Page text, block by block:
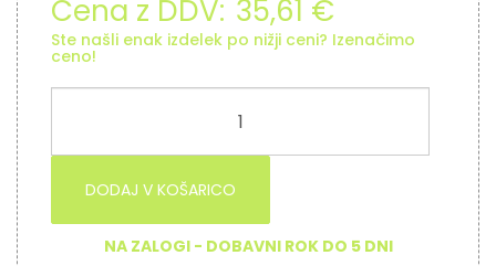
Cena z DDV: 35,61 €
Ste našli enak izdelek po nižji ceni? Izenačimo
ceno!
DODAJ V KOŠARICO
NA ZALOGI - DOBAVNI ROK DO 5 DNI